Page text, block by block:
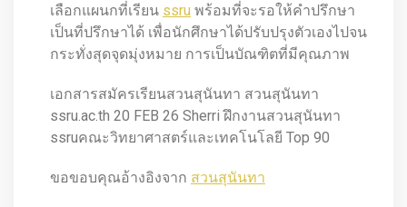
เลือกแผนกที่เรียน ssru พร้อมที่จะรอให้คำปรึกษา
เป็นที่ปรึกษาได้ เพื่อนักศึกษาได้ปรับปรุงตัวเองไปจน
กระทั่งสุดจุดมุ่งหมาย การเป็นบัณฑิตที่มีคุณภาพ
เอกสารสมัครเรียนสวนสุนันทา สวนสุนันทา
ssru.ac.th 20 FEB 26 Sherri ฝึกงานสวนสุนันทา
ssruคณะวิทยาศาสตร์และเทคโนโลยี Top 90
ขอขอบคุณอ้างอิงจาก สวนสุนันทา